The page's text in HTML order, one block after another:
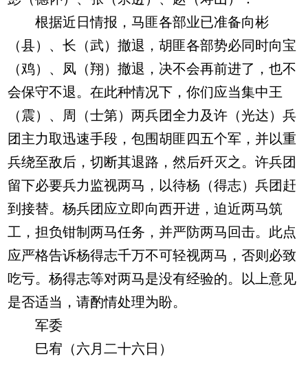
根据近日情报，马匪各部业已准备向彬
（县）、长（武）撤退，胡匪各部势必同时向宝
（鸡）、凤（翔）撤退，决不会再前进了，也不
会保守不退。在此种情况下，你们应当集中王
（震）、周（士第）两兵团全力及许（光达）兵
团主力取迅速手段，包围胡匪四五个军，并以重
兵绕至敌后，切断其退路，然后歼灭之。许兵团
留下必要兵力监视两马，以待杨（得志）兵团赶
到接替。杨兵团应立即向西开进，迫近两马筑
工，担负钳制两马任务，并严防两马回击。此点
应严格告诉杨得志千万不可轻视两马，否则必致
吃亏。杨得志等对两马是没有经验的。以上意见
是否适当，请酌情处理为盼。
军委
巳宥（六月二十六日）